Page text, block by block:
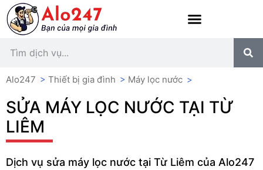
Alo247 > Thiết bị gia đình > Máy lọc nước >
SỬA MÁY LỌC NƯỚC TẠI TỪ
LIÊM
Dịch vụ sửa máy lọc nước tại Từ Liêm của Alo247